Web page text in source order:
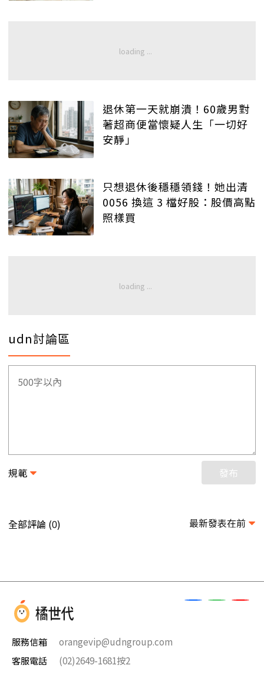
退休第一天就崩潰！60歲男對
著超商便當懷疑人生「一切好
安靜」
只想退休後穩穩領錢！她出清
0056 換這 3 檔好股：股價高點
照樣買
udn討論區
規範 發布
全部評論 (0) 最新發表在前
服務信箱
orangevip@udngroup.com
客服電話
(02)2649-1681按2